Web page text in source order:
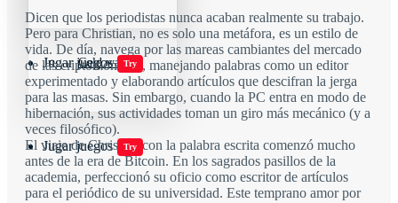
Jugar juegos Try
Cold wallet
Jugar juegos Try
Dicen que los periodistas nunca acaban realmente su trabajo.
Pero para Christian, no es solo una metáfora, es un estilo de
vida. De día, navega por las mareas cambiantes del mercado
de las criptomonedas, manejando palabras como un editor
experimentado y elaborando artículos que descifran la jerga
para las masas. Sin embargo, cuando la PC entra en modo de
hibernación, sus actividades toman un giro más mecánico (y a
veces filosófico).
El viaje de Christian con la palabra escrita comenzó mucho
antes de la era de Bitcoin. En los sagrados pasillos de la
academia, perfeccionó su oficio como escritor de artículos
para el periódico de su universidad. Este temprano amor por